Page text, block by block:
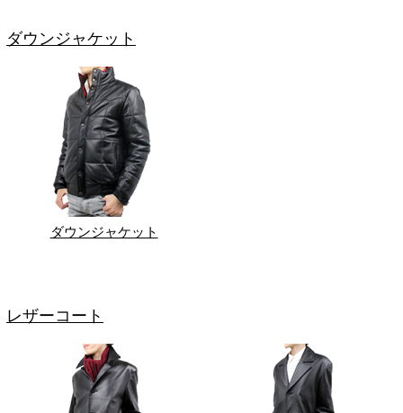
ダウンジャケット
ダウンジャケット
レザーコート